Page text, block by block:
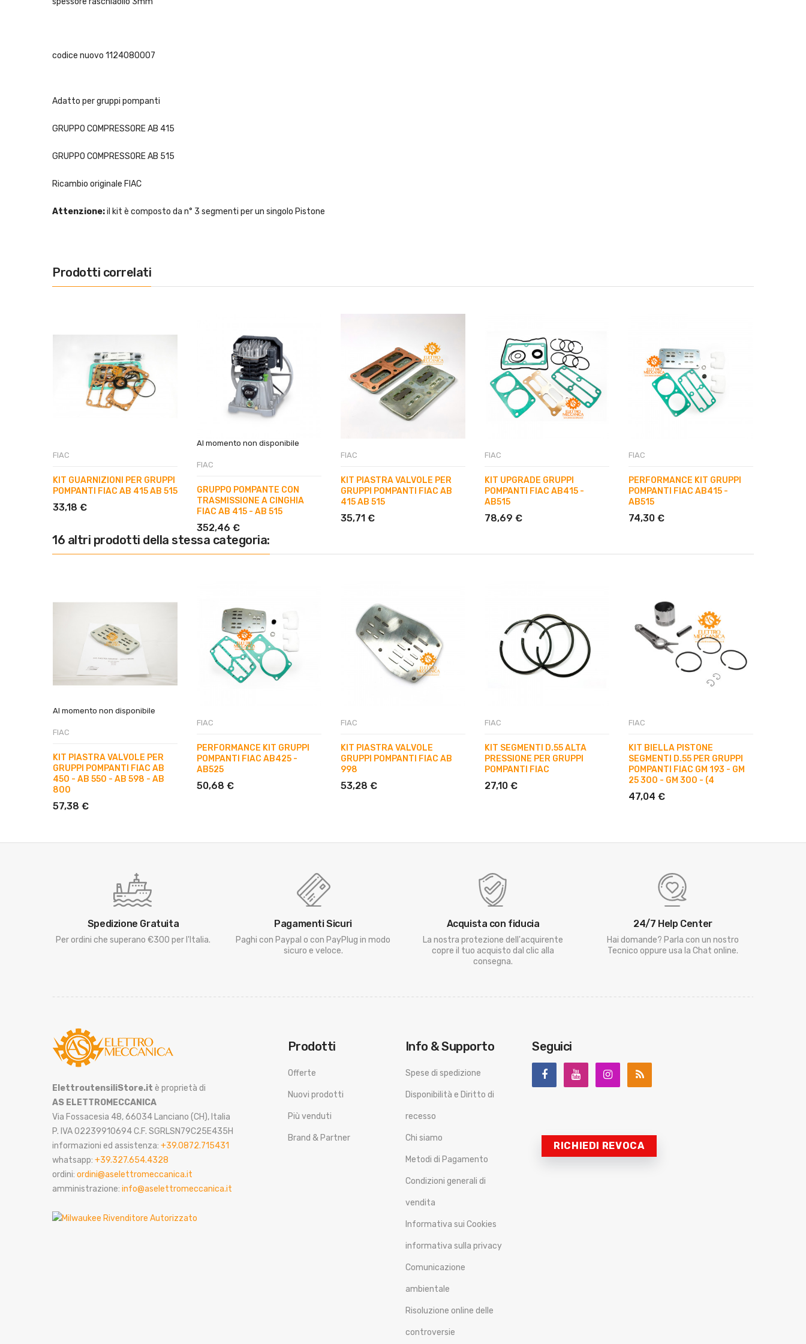
codice nuovo 1124080007
Adatto per gruppi pompanti
GRUPPO COMPRESSORE AB 415
GRUPPO COMPRESSORE AB 515
Ricambio originale FIAC
Attenzione:il kit è composto da n° 3 segmenti per un singolo Pistone
Prodotti correlati
FIAC
KIT GUARNIZIONI PER GRUPPI
POMPANTI FIAC AB 415 AB 515
33,18 €
Al momento non disponibile
FIAC
GRUPPO POMPANTE CON
TRASMISSIONE A CINGHIA
FIAC AB 415 - AB 515
352,46 €
FIAC
KIT PIASTRA VALVOLE PER
GRUPPI POMPANTI FIAC AB
415 AB 515
35,71 €
FIAC
KIT UPGRADE GRUPPI
POMPANTI FIAC AB415 -
AB515
78,69 €
FIAC
PERFORMANCE KIT GRUPPI
POMPANTI FIAC AB415 -
AB515
74,30 €
16 altri prodotti della stessa categoria:
Al momento non disponibile
FIAC
KIT PIASTRA VALVOLE PER
GRUPPI POMPANTI FIAC AB
450 - AB 550 - AB 598 - AB
800
57,38 €
FIAC
PERFORMANCE KIT GRUPPI
POMPANTI FIAC AB425 -
AB525
50,68 €
FIAC
KIT PIASTRA VALVOLE
GRUPPI POMPANTI FIAC AB
998
53,28 €
FIAC
KIT SEGMENTI D.55 ALTA
PRESSIONE PER GRUPPI
POMPANTI FIAC
27,10 €
FIAC
KIT BIELLA PISTONE
SEGMENTI D.55 PER GRUPPI
POMPANTI FIAC GM 193 - GM
25 300 - GM 300 - (4
47,04 €
Spedizione Gratuita
Per ordini che superano €300 per l'Italia.
Pagamenti Sicuri
Paghi con Paypal o con PayPlug in modo
sicuro e veloce.
Acquista con fiducia
La nostra protezione dell'acquirente
copre il tuo acquisto dal clic alla
consegna.
24/7 Help Center
Hai domande? Parla con un nostro
Tecnico oppure usa la Chat online.
ElettroutensiliStore.it è proprietà di
AS ELETTROMECCANICA
Via Fossacesia 48, 66034 Lanciano (CH), Italia
P. IVA 02239910694 C.F. SGRLSN79C25E435H
informazioni ed assistenza: +39.0872.715431
whatsapp: +39.327.654.4328
ordini: ordini@aselettromeccanica.it
amministrazione: info@aselettromeccanica.it
Prodotti
Offerte
Nuovi prodotti
Più venduti
Brand & Partner
Info & Supporto
Spese di spedizione
Disponibilità e Diritto di
recesso
Chi siamo
Metodi di Pagamento
Condizioni generali di
vendita
Informativa sui Cookies
informativa sulla privacy
Comunicazione
ambientale
Risoluzione online delle
controversie
Seguici
RICHIEDI REVOCA